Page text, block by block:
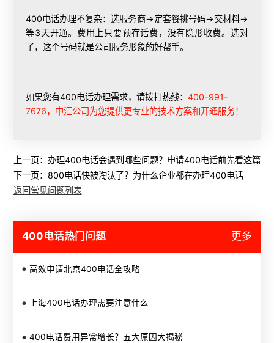
400电话办理不复杂：选服务商→定套餐挑号码→交材料→
等3天开通。费用上只要预存话费，没有隐形收费。选对
了，这个号码就是公司服务形象的好帮手。
如果您有400电话办理需求，请拨打热线：400-991-
7676，中汇公司为您提供更专业的技术方案和开通服务！
上一页： 办理400电话会遇到哪些问题？申请400电话前先看这篇
下一页： 800电话快被淘汰了？为什么企业都在办理400电话
返回常见问题列表
400电话热门问题 更多
高效申请北京400电话全攻略
上海400电话办理需要注意什么
400电话费用异常增长？五大原因大揭秘